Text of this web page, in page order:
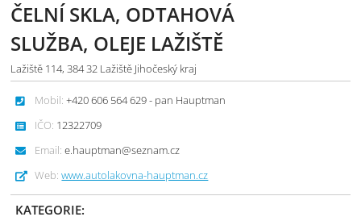
ČELNÍ SKLA, ODTAHOVÁ
SLUŽBA, OLEJE LAŽIŠTĚ
Lažiště 114, 384 32 Lažiště Jihočeský kraj
Mobil: +420 606 564 629 - pan Hauptman
IČO: 12322709
Email: e.hauptman@seznam.cz
Web: www.autolakovna-hauptman.cz
KATEGORIE: